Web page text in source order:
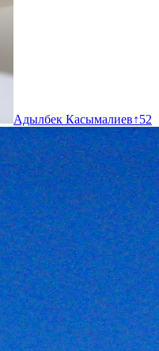
Адылбек Касымалиев↑52